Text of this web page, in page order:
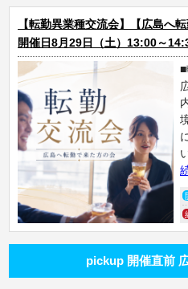
【転勤異業種交流会】【広島へ
開催日8月29日（土）13:00～
■
pickup 開催直前